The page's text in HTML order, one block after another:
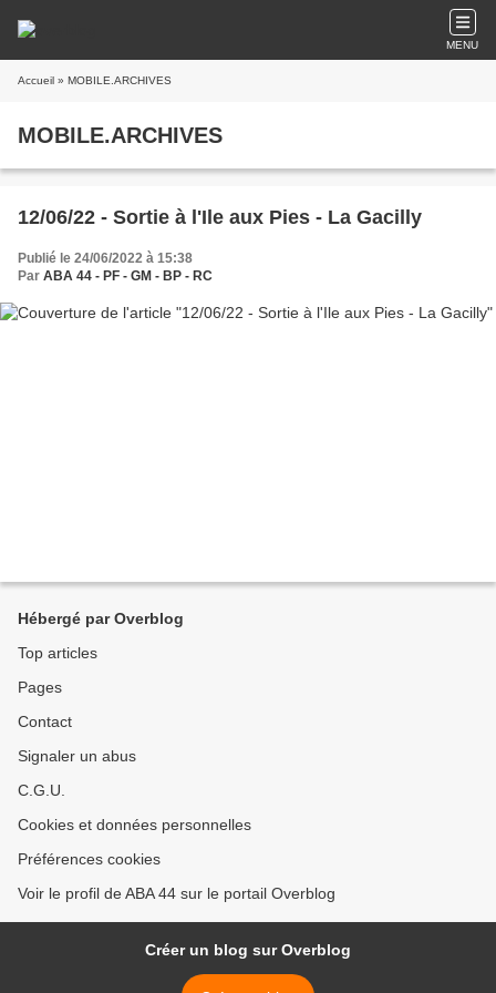
MENU
Accueil » MOBILE.ARCHIVES
MOBILE.ARCHIVES
12/06/22 - Sortie à l'Ile aux Pies - La Gacilly
Publié le 24/06/2022 à 15:38
Par ABA 44 - PF - GM - BP - RC
Hébergé par Overblog
Top articles
Pages
Contact
Signaler un abus
C.G.U.
Cookies et données personnelles
Préférences cookies
Voir le profil de ABA 44 sur le portail Overblog
Créer un blog sur Overblog